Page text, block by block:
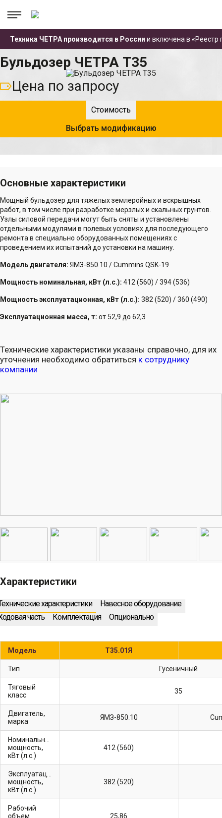
Техника ЧЕТРА производится в России и включена в
Главная . Каталог техники . Бульдозеры . Бульдозер ЧЕТРА Т35
Бульдозер ЧЕТРА Т35
Цена по запросу
Стоимость
Выбрать модификацию
Основные характеристики
Мощный бульдозер для тяжелых землеройных и вскрышных
работ, в том числе при разработке мерзлых и скальных грунтов.
Узлы силовой передачи могут быть сняты и установлены
отдельными модулями в полевых условиях для последующего
ремонта в специально оборудованных помещениях с
проведением их испытаний до установки на машину.
Модель двигателя: ЯМЗ-850.10 / Cummins QSK-19
Мощность номинальная, кВт (л.с.): 412 (560) / 394 (536)
Мощность эксплуатационная, кВт (л.с.): 382 (520) / 360 (490)
Эксплуатационная масса, т: от 52,9 до 62,3
Технические характеристики указаны справочно, для их
уточнения необходимо обратиться к сотруднику
компании
Характеристики
характеристики
Навесное оборудование
часть
Комплектация Опционально
Модель Т35.01Я
Тип Гусеничный
Тяговый
класс
35
Двигатель,
марка
ЯМЗ-850.10
Номинальная
мощность,
кВт (л.с.)
412 (560)
Эксплуатационная
мощность,
кВт (л.с.)
382 (520)
Рабочий
объем
25,86